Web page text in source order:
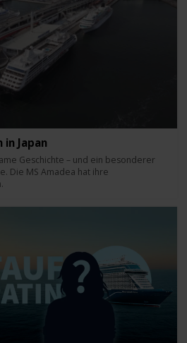
in Japan
Geschichte – und ein besonderer
Die MS Amadea hat ihre